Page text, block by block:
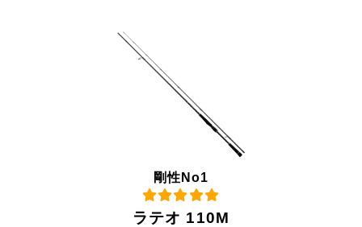
剛性No1
ラテオ 110M